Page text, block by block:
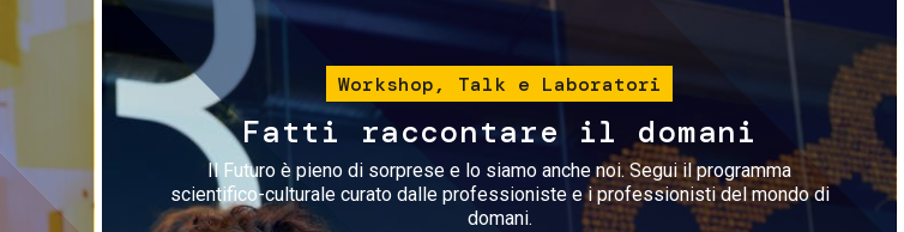
Workshop, Talk e Laboratori
Fatti raccontare il domani
Il Futuro è pieno di sorprese e lo siamo anche noi. Segui il programma
scientifico-culturale curato dalle professioniste e i professionisti del mondo di
domani.